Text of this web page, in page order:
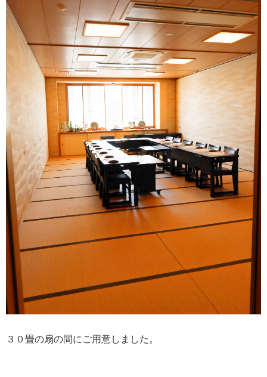
３０畳の扇の間にご用意しました。